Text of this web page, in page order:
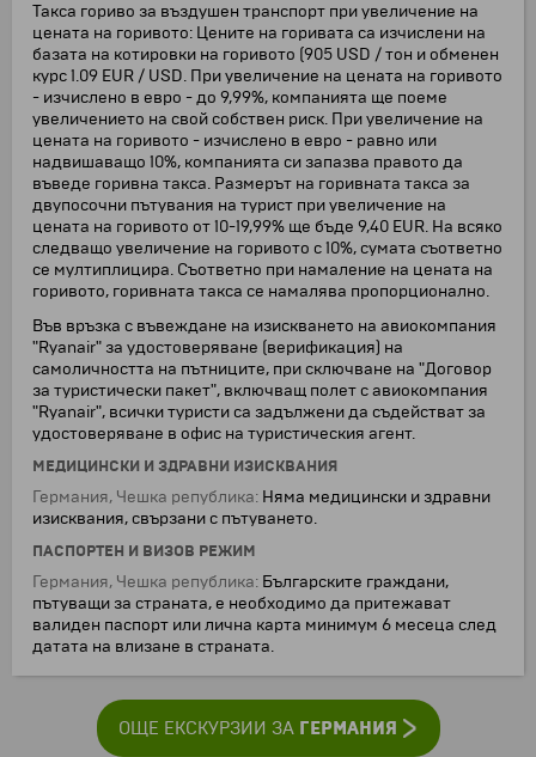
Такса гориво за въздушен транспорт при увеличение на
цената на горивото: Цените на горивата са изчислени на
базата на котировки на горивото (905 USD / тон и обменен
курс 1.09 EUR / USD. При увеличение на цената на горивото
- изчислено в евро - до 9,99%, компанията ще поеме
увеличението на свой собствен риск. При увеличение на
цената на горивото - изчислено в евро - равно или
надвишаващо 10%, компанията си запазва правото да
въведе горивна такса. Размерът на горивната такса за
двупосочни пътувания на турист при увеличение на
цената на горивото от 10-19,99% ще бъде 9,40 EUR. На всяко
следващо увеличение на горивото с 10%, сумата съответно
се мултиплицира. Съответно при намаление на цената на
горивото, горивната такса се намалява пропорционално.
Във връзка с въвеждане на изискването на авиокомпания
"Ryanair" за удостоверяване (верификация) на
самоличността на пътниците, при сключване на "Договор
за туристически пакет", включващ полет с авиокомпания
"Ryanair", всички туристи са задължени да съдействат за
удостоверяване в офис на туристическия агент.
МЕДИЦИНСКИ И ЗДРАВНИ ИЗИСКВАНИЯ
Германия, Чешка република: Няма медицински и здравни
изисквания, свързани с пътуването.
ПАСПОРТЕН И ВИЗОВ РЕЖИМ
Германия, Чешка република: Българските граждани,
пътуващи за страната, е необходимо да притежават
валиден паспорт или лична карта минимум 6 месеца след
датата на влизане в страната.
ОЩЕ ЕКСКУРЗИИ ЗА ГЕРМАНИЯ